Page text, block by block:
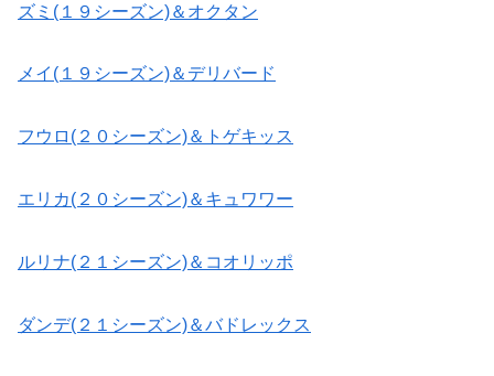
ズミ(１９シーズン)＆オクタン
メイ(１９シーズン)＆デリバード
フウロ(２０シーズン)＆トゲキッス
エリカ(２０シーズン)＆キュワワー
ルリナ(２１シーズン)＆コオリッポ
ダンデ(２１シーズン)＆バドレックス